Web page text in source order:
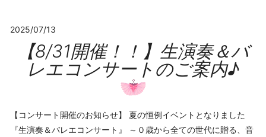
2025/07/13
【8/31開催！！】生演奏＆バ
レエコンサートのご案内♪
【コンサート開催のお知らせ】 夏の恒例イベントとなりました
『生演奏＆バレエコンサート』 ～０歳から全ての世代に贈る、音